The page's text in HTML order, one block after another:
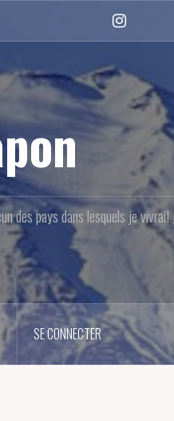
des pays dans lesquels je
SE CONNECTER